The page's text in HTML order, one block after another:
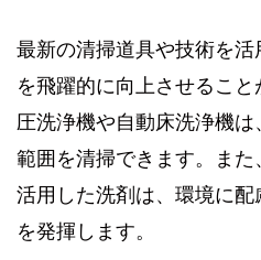
最新の清掃道具や技術を
を飛躍的に向上させるこ
圧洗浄機や自動床洗浄機
範囲を清掃できます。ま
活用した洗剤は、環境に
を発揮します。